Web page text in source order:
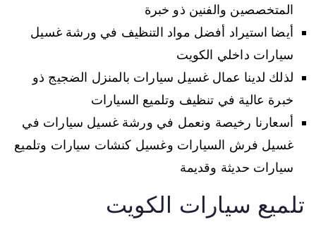
المتخصصين والفنين ذو خبرة
أيضا استيراد أفضل مواد التنظيف في ورشة غسيل
سيارات داخلي الكويت
لذلك لدينا عمال غسيل سيارات بالمنزل الضجيج ذو
خبرة عالية في تنظيف وتلميع السيارات
أسعارنا رخيصة ونعمل في ورشة غسيل سيارات في
غسيل فرش السيارات وغسيل كنشات سيارات وتلميع
سيارات حديثة وقديمة
تلميع سيارات الكويت